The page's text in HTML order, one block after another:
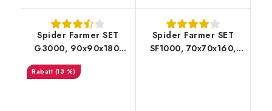
Spider Farmer SET
G3000, 90x90x180,
Abluftventilator
(manuelle Steuerung)
(13 %)
Spider Farmer SET
SF1000, 70x70x160,